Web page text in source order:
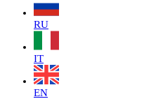
RU
IT
EN